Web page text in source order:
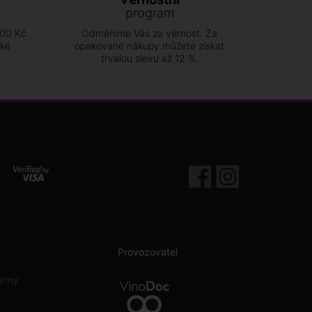
Kč
program
Odměníme Vás za věrnost. Za
opakované nákupy můžete získat
trvalou slevu až 12 %.
Provozovatel